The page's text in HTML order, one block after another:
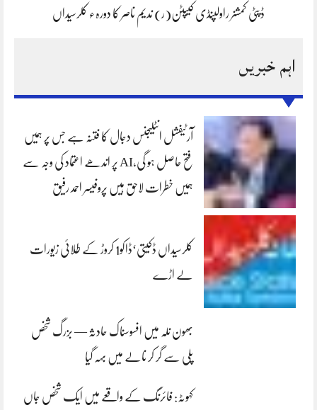
ڈپٹی کمشنر راولپنڈی کیپٹن(ر) ندیم ناصر کا دورہء کلرسیداں
اہم خبریں
آرٹیفشل انٹلیجنس دجال کا فتنہ ہے جس پر ہمیں
فتح حاصل ہو گی،AI پر اندھے اعتماد کی وجہ سے
ہمیں خطرات لاحق ہیں پروفیسر احمد رفیق
کلرسیداں ڈکیتی‘ڈاکو1 کروڑ کے طلائی زیورات
لے اڑے
بھون نلہ میں افسوسناک حادثہ — بزرگ شخص
پلی سے گر کر نالے میں بہہ گیا
کہوٹہ: فائرنگ کے واقعے میں ایک شخص جاں